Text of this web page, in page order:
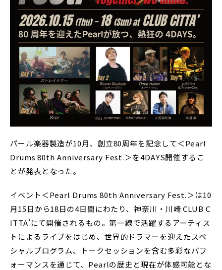
パール楽器製造が10月、創立80周年を記念して＜Pearl
Drums 80th Anniversary Fest.＞を4DAYS開催するこ
とが発表となった。
イベント＜Pearl Drums 80th Anniversary Fest.＞は10
月15日から18日の4日間にわたり、神奈川・川崎 CLUB C
ITTA’にて開催されるもの。第一線で活躍するアーティス
トによるライブをはじめ、世界的ドラマーを迎えたスペ
シャルプログラム、トークセッションを含む多彩なパフ
ォーマンスを通じて、Pearlの歴史と現在が体感可能とな